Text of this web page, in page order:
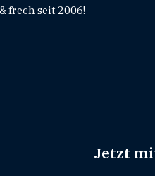
frech seit 2006!
Jetzt